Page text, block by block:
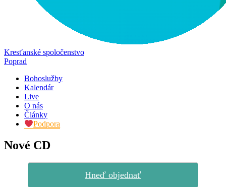
Kresťanské spoločenstvo
Poprad
Bohoslužby
Kalendár
Live
O nás
Články
Podpora
Nové CD
Hneď objednať